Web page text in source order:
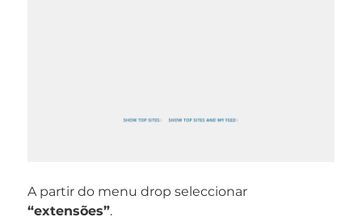
A partir do menu drop seleccionar
“extensões”.